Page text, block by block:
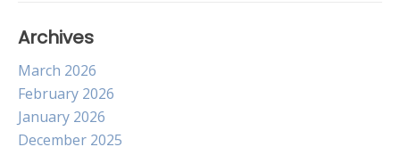
Archives
March 2026
February 2026
January 2026
December 2025